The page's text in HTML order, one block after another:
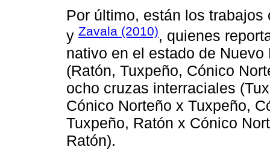
Por último, están los
y Zavala (2010), quienes
nativo en el estado de
(Ratón, Tuxpeño, Cónico
ocho cruzas interraciales
Cónico Norteño x Tuxpeño,
Tuxpeño, Ratón x Cónico
Ratón).